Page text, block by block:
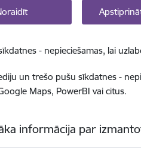
- nepieciešamas, lai
un trešo pušu sīkdatnes -
Maps, PowerBI vai citus.
informācija par